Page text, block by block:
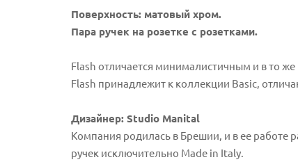
Поверхность: матовый хром.
Пара ручек на розетке с розетками.
Flash отличается минималистичным и в то
Flash принадлежит к коллекции Basic,
Дизайнер: Studio Manital
Компания родилась в Брешии, и в ее работе
ручек исключительно Made in Italy.